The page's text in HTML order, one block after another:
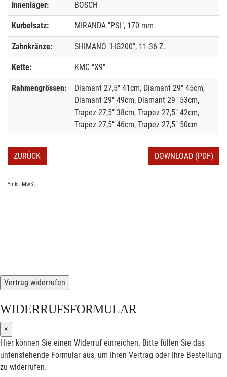
Innenlager: BOSCH
Kurbelsatz: MIRANDA "PSI", 170 mm
Zahnkränze: SHIMANO "HG200", 11-36 Z.
Kette: KMC "X9"
Rahmengrössen:
Diamant 27,5" 41cm, Diamant 29" 45cm,
Diamant 29" 49cm, Diamant 29" 53cm,
Trapez 27,5" 38cm, Trapez 27,5" 42cm,
Trapez 27,5" 46cm, Trapez 27,5" 50cm
ZURÜCK DOWNLOAD (PDF)
*inkl. MwSt.
Vertrag widerrufen
WIDERRUFSFORMULAR
×
Hier können Sie einen Widerruf einreichen. Bitte füllen Sie das
untenstehende Formular aus, um Ihren Vertrag oder Ihre Bestellung
zu widerrufen.